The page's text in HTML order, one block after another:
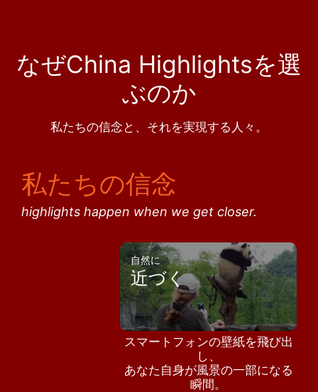
なぜChina Highlightsを選
ぶのか
私たちの信念と、それを実現する人々。
私たちの信念
highlights happen when we get closer.
自然に
近づく
スマートフォンの壁紙を飛び出
し、
あなた自身が風景の一部になる
瞬間。